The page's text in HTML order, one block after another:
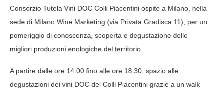
Consorzio Tutela Vini DOC Colli Piacentini ospite a Milano, nella
sede di Milano Wine Marketing (via Privata Gradisca 11), per un
pomeriggio di conoscenza, scoperta e degustazione delle
migliori produzioni enologiche del territorio.
A partire dalle ore 14.00 fino alle ore 18.30, spazio alle
degustazioni dei vini DOC dei Colli Piacentini grazie a un walk